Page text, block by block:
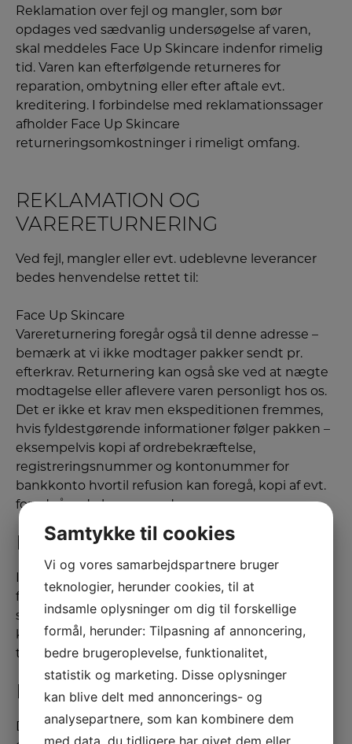
Reklamation over fejl og mangler, som bør
opdages ved sædvanlig undersøgelse af varen,
skal meddeles Face Up Skincare indenfor rimelig
tid. Varen kan efterfølgende returneres for
reparation, ombytning eller efter aftale evt.
kreditering. I forbindelse med reklamationssager
afholder Face Up Skincare
returneringsomkostninger i rimeligt omfang.
REKLAMATION OG
VARERETURNERING
Ved fejl, mangler eller evt. udeblevne leverancer
bedes henvendelse rettet til:
Face Up Skincare
Varereturnering foregår også til denne adresse –
bemærk at vi ikke modtager pakker sendt pr.
efterkrav. Returnering kan også ske ved at nægte
modtagelse eller aflevere varen personligt hos os.
Det er ikke et krav men ekspeditionen fremmes,
hvis fyldestgørende informationer følger pakken –
eksempelvis kopi af ordrebekræftelse,
registreringsnummer og kontonummer for
bankkonto hvortil refusion kan foregå, kopi af evt.
forudgående korrespondance mv.
REFUSION
I tilfælde af aftalte dekorter, returnerede varer eller
forudbetalte varer som afbestilles før afsendelse,
skal der ske en hel eller delvis refusion af
købesummen. Refusion sker normalt altid
til betalingsmiddel, som betalingen kom fra.
FORTRYDELSESRET
Der er 14 dages returret på varerne, regnet fra den
Samtykke til cookies
Vi og vores samarbejdspartnere bruger
teknologier, herunder cookies, til at
indsamle oplysninger om dig til forskellige
formål, herunder: Tilpasning af annoncering,
bedre brugeroplevelse, funktionalitet,
statistik og marketing. Disse oplysninger
kan blive delt med annoncerings- og
analysepartnere, som kan kombinere dem
med data, du tidligere har givet dem eller